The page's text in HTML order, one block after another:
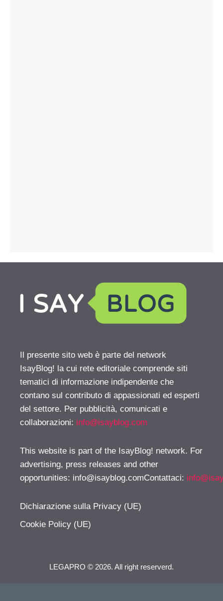
Il presente sito web è parte del network
IsayBlog! la cui rete editoriale comprende siti
tematici di informazione indipendente che
contano sul contributo di appassionati ed esperti
del settore. Per pubblicità, comunicati e
collaborazioni: info@isayblog.com
This website is part of the IsayBlog! network. For
advertising, press releases and other
opportunities: info@isayblog.comContattaci:
Dichiarazione sulla Privacy (UE)
Cookie Policy (UE)
LEGAPRO © 2026. All right reserverd.